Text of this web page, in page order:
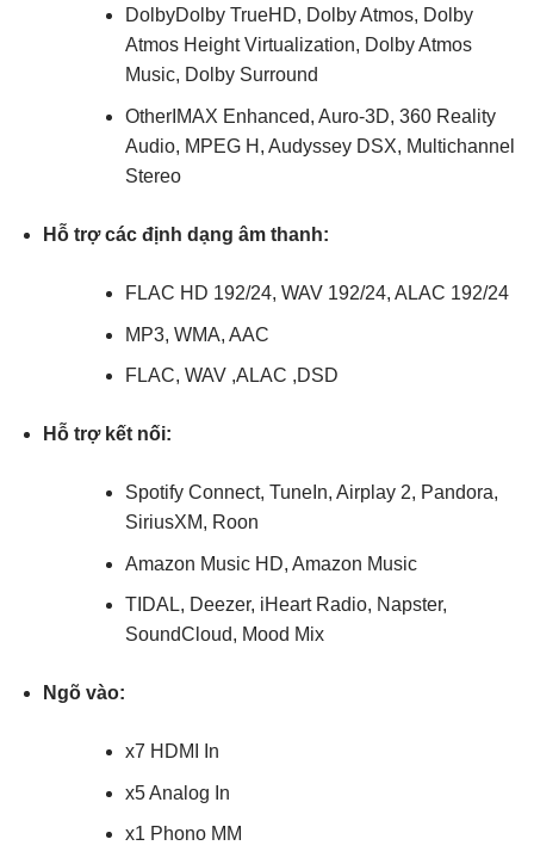
DolbyDolby TrueHD, Dolby Atmos, Dolby
Atmos Height Virtualization, Dolby Atmos
Music, Dolby Surround
OtherIMAX Enhanced, Auro-3D, 360 Reality
Audio, MPEG H, Audyssey DSX, Multichannel
Stereo
Hỗ trợ các định dạng âm thanh:
FLAC HD 192/24, WAV 192/24, ALAC 192/24
MP3, WMA, AAC
FLAC, WAV ,ALAC ,DSD
Hỗ trợ kết nối:
Spotify Connect, TuneIn, Airplay 2, Pandora,
SiriusXM, Roon
Amazon Music HD, Amazon Music
TIDAL, Deezer, iHeart Radio, Napster,
SoundCloud, Mood Mix
Ngõ vào:
x7 HDMI In
x5 Analog In
x1 Phono MM